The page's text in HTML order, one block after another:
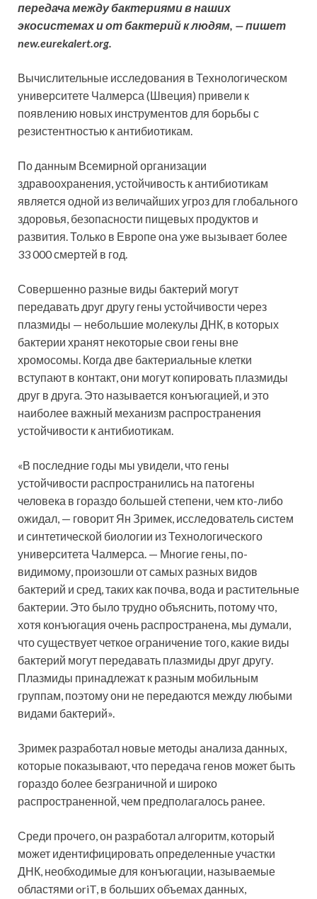
передача между бактериями в наших
экосистемах и от бактерий к людям, — пишет
new.eurekalert.org.
Вычислительные исследования в Технологическом
университете Чалмерса (Швеция) привели к
появлению новых инструментов для борьбы с
резистентностью к антибиотикам.
По данным Всемирной организации
здравоохранения, устойчивость к антибиотикам
является одной из величайших угроз для глобального
здоровья, безопасности пищевых продуктов и
развития. Только в Европе она уже вызывает более
33 000 смертей в год.
Совершенно разные виды бактерий могут
передавать друг другу гены устойчивости через
плазмиды — небольшие молекулы ДНК, в которых
бактерии хранят некоторые свои гены вне
хромосомы. Когда две бактериальные клетки
вступают в контакт, они могут копировать плазмиды
друг в друга. Это называется конъюгацией, и это
наиболее важный механизм распространения
устойчивости к антибиотикам.
«В последние годы мы увидели, что гены
устойчивости распространились на патогены
человека в гораздо большей степени, чем кто-либо
ожидал, — говорит Ян Зримек, исследователь систем
и синтетической биологии из Технологического
университета Чалмерса. — Многие гены, по-
видимому, произошли от самых разных видов
бактерий и сред, таких как почва, вода и растительные
бактерии. Это было трудно объяснить, потому что,
хотя конъюгация очень распространена, мы думали,
что существует четкое ограничение того, какие виды
бактерий могут передавать плазмиды друг другу.
Плазмиды принадлежат к разным мобильным
группам, поэтому они не передаются между любыми
видами бактерий».
Зримек разработал новые методы анализа данных,
которые показывают, что передача генов может быть
гораздо более безграничной и широко
распространенной, чем предполагалось ранее.
Среди прочего, он разработал алгоритм, который
может идентифицировать определенные участки
ДНК, необходимые для конъюгации, называемые
областями oriT, в больших объемах данных,